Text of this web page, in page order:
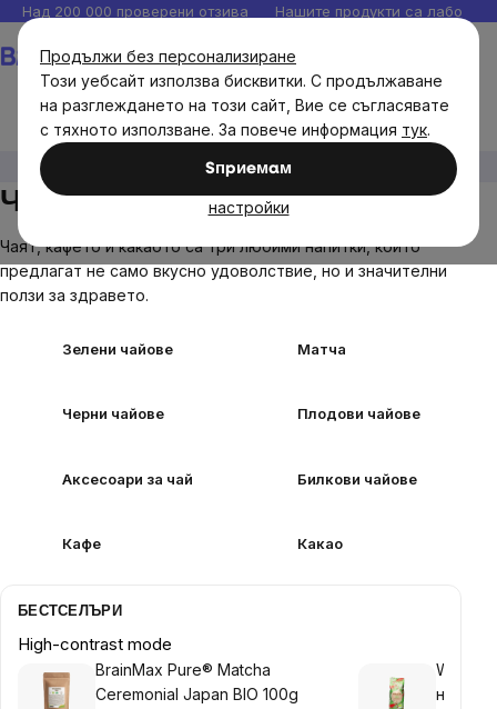
Продължи без персонализиране
Този уебсайт използва бисквитки. С продължаване
на разглеждането на този сайт, Вие се съгласявате
с тяхното използване. За повече информация тук.
Sпpиeмaм
настройки
Прескочи
към
съдържанието
Над 200 000 проверени отзива Нашите продукти са
Хранителни продукти Чай, кафе, какао
Чай, кафе, какао
Чаят, кафето и какаото са три любими напитки, които
предлагат не само вкусно удоволствие, но и значителни
ползи за здравето.
Зелени чайове Матча
Черни чайове Плодови чайове
Аксесоари за чай Билкови чайове
Кафе Какао
БЕСТСЕЛЪРИ
High-contrast mode
BrainMax Pure® Matcha
Ceremonial Japan BIO 100g
на